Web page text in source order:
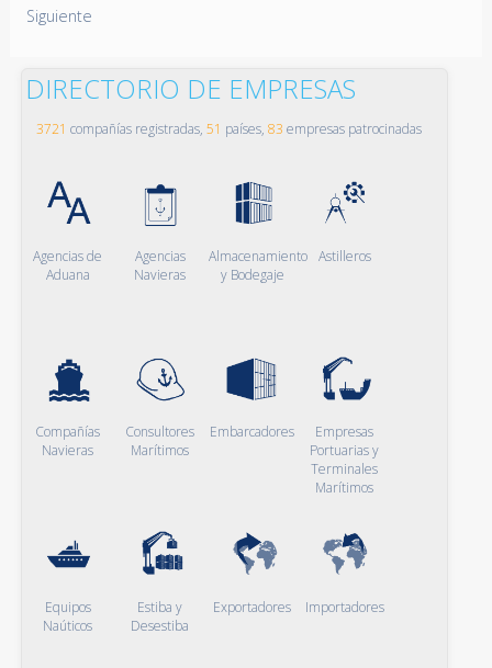
Siguiente
DIRECTORIO DE EMPRESAS
3721 compañías registradas, 51 países, 83 empresas patrocinadas
Agencias de
Aduana
Agencias
Navieras
Almacenamiento
y Bodegaje
Astilleros
Compañías
Navieras
Consultores
Marítimos
Embarcadores
Empresas
Portuarias y
Terminales
Marítimos
Equipos
Naúticos
Estiba y
Desestiba
Exportadores Importadores